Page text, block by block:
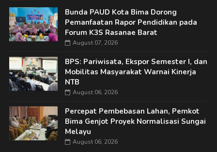
Bunda PAUD Kota Bima Dorong
Pemanfaatan Rapor Pendidikan pada
Forum K3S Rasanae Barat
August 07, 2026
BPS: Pariwisata, Ekspor Semester I, dan
Mobilitas Masyarakat Warnai Kinerja
NTB
August 06, 2026
Percepat Pembebasan Lahan, Pemkot
Bima Genjot Proyek Normalisasi Sungai
Melayu
August 06, 2026